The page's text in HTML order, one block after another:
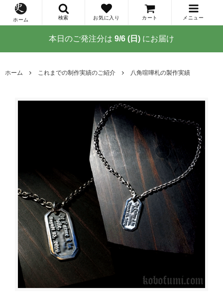
ホーム 検索 お気に入り カート メニュー
本日のご発注分は 9/6 (日) にお届け
ホーム これまでの制作実績のご紹介 八角喧嘩札の製作実績